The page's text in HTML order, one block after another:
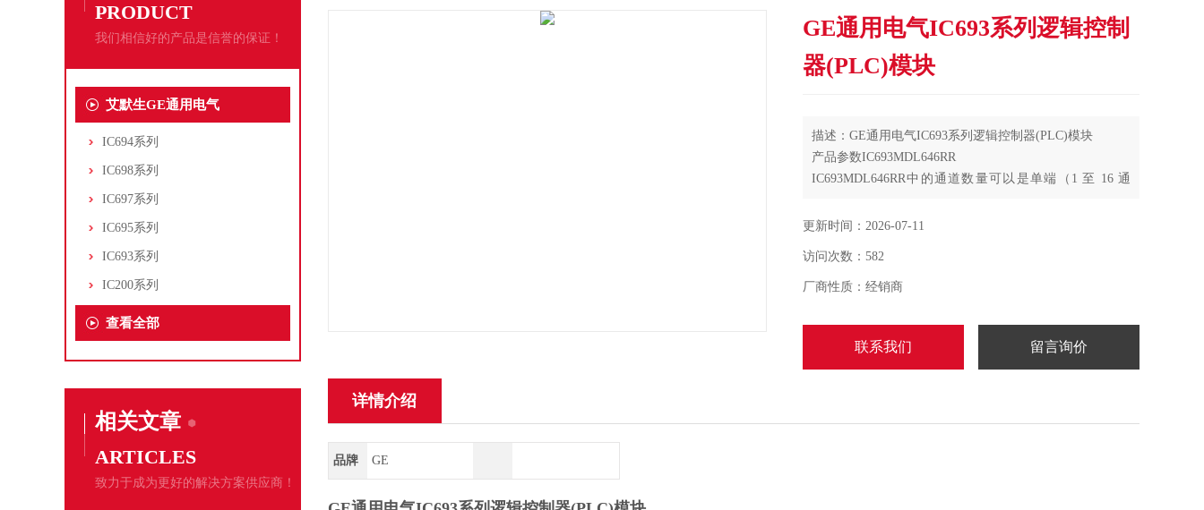
PRODUCT
我们相信好的产品是信誉的保证！
艾默生GE通用电气
IC694系列
IC698系列
IC697系列
IC695系列
IC693系列
IC200系列
查看全部
相关文章
ARTICLES
致力于成为更好的解决方案供应商！
GE通用电气IC693系列逻辑控制
器(PLC)模块
描述：GE通用电气IC693系列逻辑控制器(PLC)模块
产品参数IC693MDL646RR
IC693MDL646RR中的通道数量可以是单端（1 至 16 通
总线的 112mA，
更新时间：2026-07-11
访问次数：582
厂商性质：经销商
联系我们 留言询价
详情介绍
品牌 GE